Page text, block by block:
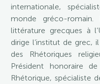
internationale,
monde gréco-
littérature grecques à
dirige l’institut de grec,
des Rhétoriques
Président honoraire
Rhétorique, spécialiste